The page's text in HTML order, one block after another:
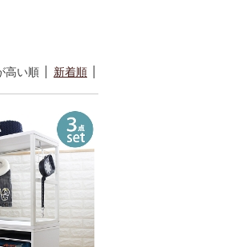
高い順
新着順